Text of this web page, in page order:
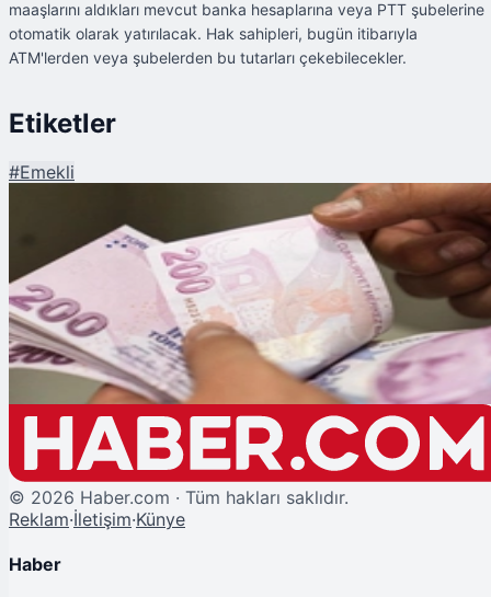
maaşlarını aldıkları mevcut banka hesaplarına veya PTT şubelerine
otomatik olarak yatırılacak. Hak sahipleri, bugün itibarıyla
ATM'lerden veya şubelerden bu tutarları çekebilecekler.
Etiketler
#Emekli
Emekli Maaş Farkları Bugün Hesaplara Yatıyor
© 2026 Haber.com · Tüm hakları saklıdır.
Reklam·İletişim·Künye
Haber